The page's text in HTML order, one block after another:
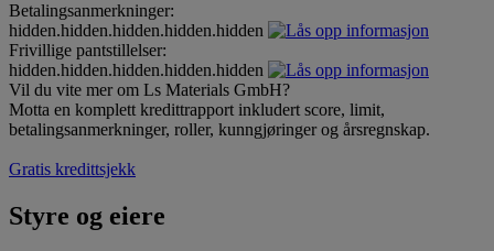
Betalingsanmerkninger:
hidden.hidden.hidden.hidden.hidden
Frivillige pantstillelser:
hidden.hidden.hidden.hidden.hidden
Vil du vite mer om Ls Materials GmbH?
Motta en komplett kredittrapport inkludert score, limit,
betalingsanmerkninger, roller, kunngjøringer og årsregnskap.
Gratis kredittsjekk
Styre og eiere